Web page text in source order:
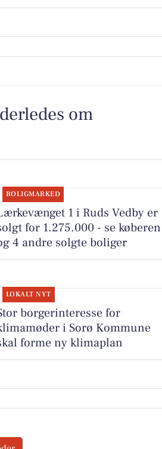
om
BOLIGMARKED
1 i Ruds Vedby er
for 1.275.000 - se køberen
4 andre solgte boliger
LOKALT NYT
borgerinteresse for
i Sorø Kommune
forme ny klimaplan